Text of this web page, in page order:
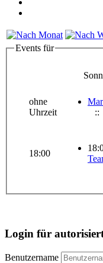
Events für
ohne
Uhrzeit
::
18:00
Login für
Benutzername